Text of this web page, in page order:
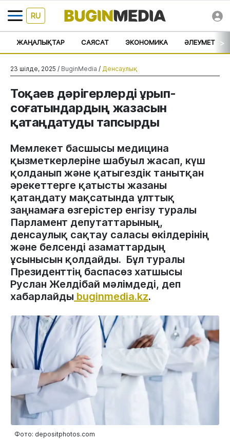
RU
ЖАҢАЛЫҚТАР САЯСАТ ЭКОНОМИКА ӘЛЕУМЕТ >
23 шілде, 2025 / BuginMedia / Денсаулық
Тоқаев дәрігерлерді ұрып-
соғатындардың жазасын
қатаңдатуды тапсырды
Мемлекет басшысы медицина
қызметкерлеріне шабуыл жасап, күш
қолданып және қатыгездік танытқан
әрекеттерге қатысты жазаны
қатаңдату мақсатында ұлттық
заңнамаға өзгерістер енгізу туралы
Парламент депутаттарының,
денсаулық сақтау саласы өкілдерінің
және белсенді азаматтардың
ұсынысын қолдайды. Бұл туралы
Президенттің баспасөз хатшысы
Руслан Желдібай мәлімдеді, деп
хабарлайды buginmedia.kz.
Фото: depositphotos.com